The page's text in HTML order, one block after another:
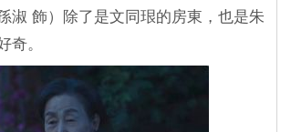
淑 飾）除了是文同珢的房東，也是朱
奇。